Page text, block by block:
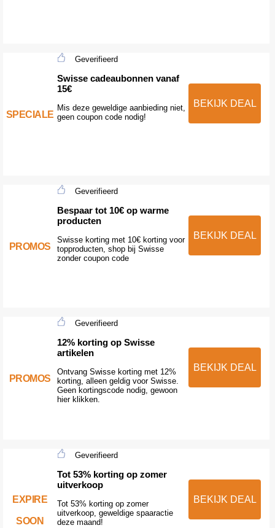
SPECIALE
Geverifieerd
Swisse cadeaubonnen vanaf
15€
Mis deze geweldige aanbieding niet,
geen coupon code nodig!
BEKIJK DEAL
PROMOS
Geverifieerd
Bespaar tot 10€ op warme
producten
Swisse korting met 10€ korting voor
topproducten, shop bij Swisse
zonder coupon code
BEKIJK DEAL
PROMOS
Geverifieerd
12% korting op Swisse
artikelen
Ontvang Swisse korting met 12%
korting, alleen geldig voor Swisse.
Geen kortingscode nodig, gewoon
hier klikken.
BEKIJK DEAL
EXPIRE
SOON
Geverifieerd
Tot 53% korting op zomer
uitverkoop
Tot 53% korting op zomer
uitverkoop, geweldige spaaractie
deze maand!
BEKIJK DEAL